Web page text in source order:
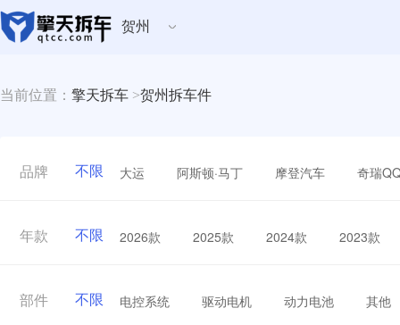
贺州
当前位置： 擎天拆车 >贺州拆车件
品牌 不限 大运 阿斯顿·马丁 摩登汽车 奇瑞
年款 不限 2026款 2025款 2024款 2023款
部件 不限 电控系统 驱动电机 动力电池 其他